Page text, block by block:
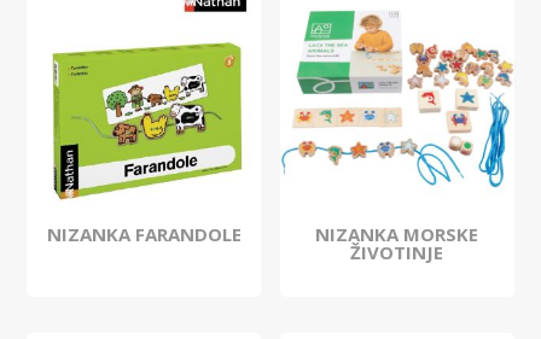
NIZANKA FARANDOLE NIZANKA MORSKE
ŽIVOTINJE